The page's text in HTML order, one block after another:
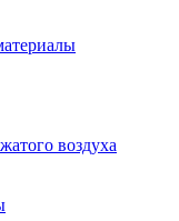
воздуха